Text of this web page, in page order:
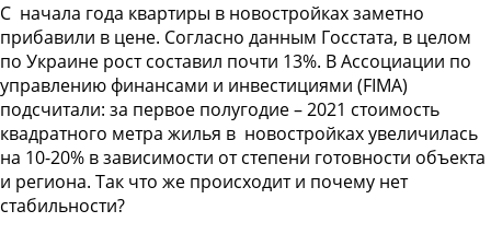
С начала года квартиры в новостройках заметно
прибавили в цене. Согласно данным Госстата, в целом
по Украине рост составил почти 13%. В Ассоциации по
управлению финансами и инвестициями (FIMA)
подсчитали: за первое полугодие – 2021 стоимость
квадратного метра жилья в новостройках увеличилась
на 10-20% в зависимости от степени готовности объекта
и региона. Так что же происходит и почему нет
стабильности?